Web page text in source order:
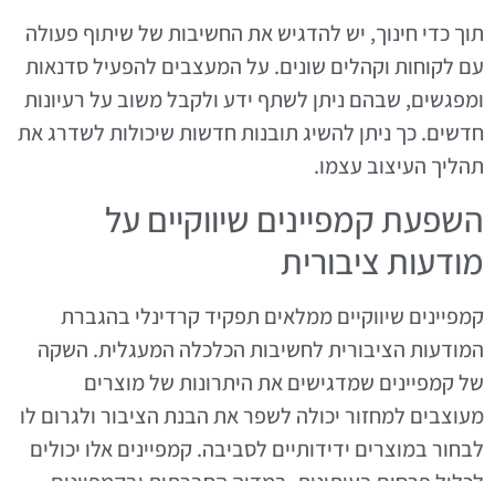
תוך כדי חינוך, יש להדגיש את החשיבות של שיתוף פעולה
עם לקוחות וקהלים שונים. על המעצבים להפעיל סדנאות
ומפגשים, שבהם ניתן לשתף ידע ולקבל משוב על רעיונות
חדשים. כך ניתן להשיג תובנות חדשות שיכולות לשדרג את
תהליך העיצוב עצמו.
השפעת קמפיינים שיווקיים על
מודעות ציבורית
קמפיינים שיווקיים ממלאים תפקיד קרדינלי בהגברת
המודעות הציבורית לחשיבות הכלכלה המעגלית. השקה
של קמפיינים שמדגישים את היתרונות של מוצרים
מעוצבים למחזור יכולה לשפר את הבנת הציבור ולגרום לו
לבחור במוצרים ידידותיים לסביבה. קמפיינים אלו יכולים